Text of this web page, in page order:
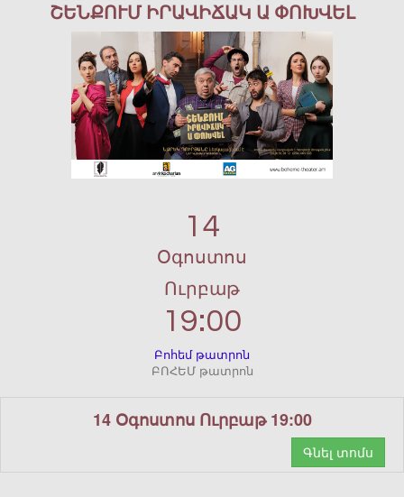
ՇԵՆՔՈՒՄ ԻՐԱՎԻՃԱԿ Ա ՓՈԽՎԵԼ
14
Օգոստոս
Ուրբաթ
19:00
Բոհեմ թատրոն
ԲՈՀԵՄ թատրոն
14 Օգոստոս Ուրբաթ 19:00
Գնել տոմս